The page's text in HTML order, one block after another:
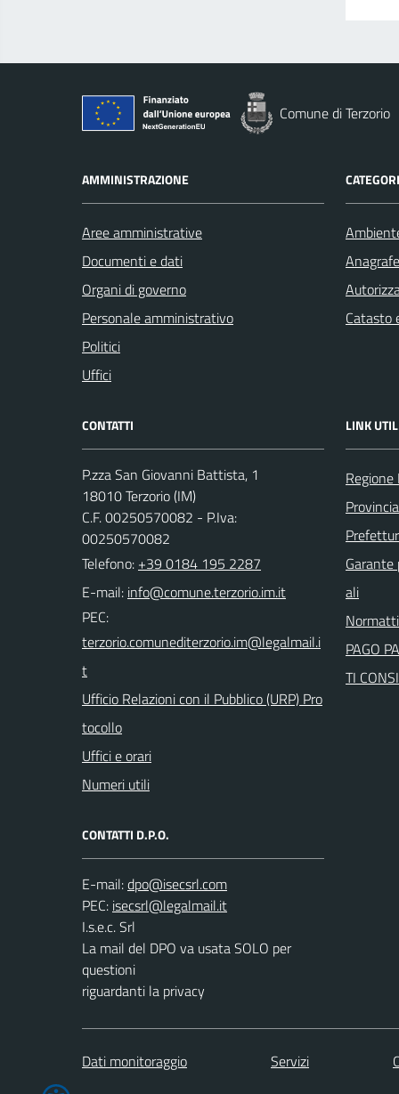
Comune di Terzorio
AMMINISTRAZIONE
Aree amministrative
Documenti e dati
Organi di governo
Personale amministrativo
Politici
Uffici
Catasto
CONTATTI
P.zza San Giovanni Battista, 1
18010 Terzorio (IM)
C.F. 00250570082 - P.Iva:
00250570082
Telefono: +39 0184 195 2287
E-mail:
PEC:
Ufficio Relazioni con il Pubblico (URP) Pro
tocollo
Uffici e orari
Numeri utili
CONTATTI D.P.O.
E-mail:
PEC:
I.s.e.c. Srl
La mail del DPO va usata SOLO per
questioni
riguardanti la privacy
LINK
Regione
Garante
ali
PAGO PA
TI
Dati monitoraggio Servizi